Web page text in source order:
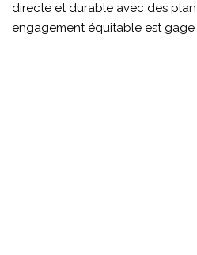
directe et durable avec des
engagement équitable est gage